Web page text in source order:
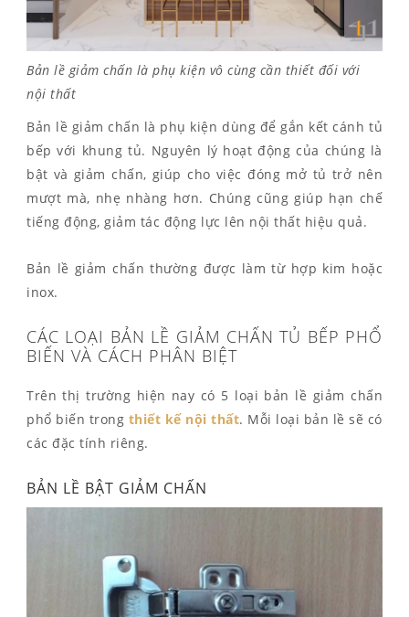
Bản lề giảm chấn là phụ kiện vô cùng cần thiết đối với
nội thất
Bản lề giảm chấn là phụ kiện dùng để gắn kết cánh tủ
bếp với khung tủ. Nguyên lý hoạt động của chúng là
bật và giảm chấn, giúp cho việc đóng mở tủ trở nên
mượt mà, nhẹ nhàng hơn. Chúng cũng giúp hạn chế
tiếng động, giảm tác động lực lên nội thất hiệu quả.
Bản lề giảm chấn thường được làm từ hợp kim hoặc
inox.
CÁC LOẠI BẢN LỀ GIẢM CHẤN TỦ BẾP PHỔ
BIẾN VÀ CÁCH PHÂN BIỆT
Trên thị trường hiện nay có 5 loại bản lề giảm chấn
phổ biến trong thiết kế nội thất. Mỗi loại bản lề sẽ có
các đặc tính riêng.
BẢN LỀ BẬT GIẢM CHẤN